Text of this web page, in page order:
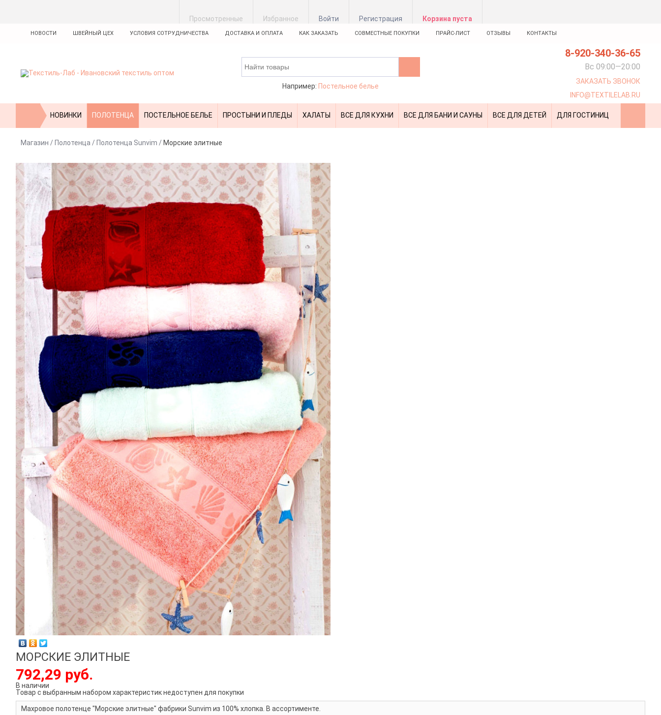
Просмотренные Избранное Войти Регистрация Корзина пуста
НОВОСТИ ШВЕЙНЫЙ ЦЕХ УСЛОВИЯ СОТРУДНИЧЕСТВА ДОСТАВКА И ОПЛАТА КАК ЗАКАЗАТЬ СОВМЕСТНЫЕ ПОКУПКИ ПРАЙС-ЛИСТ ОТЗЫВЫ КОНТАКТЫ
Например: Постельное белье
8-920-340-36-65
Вс 09:00—20:00
ЗАКАЗАТЬ ЗВОНОК
INFO@TEXTILELAB.RU
НОВИНКИ ПОЛОТЕНЦА ПОСТЕЛЬНОЕ БЕЛЬЕ ПРОСТЫНИ И ПЛЕДЫ ХАЛАТЫ ВСЕ ДЛЯ КУХНИ ВСЕ ДЛЯ БАНИ И САУНЫ ВСЕ ДЛЯ ДЕТЕЙ ДЛЯ ГОСТИНИЦ
Магазин / Полотенца / Полотенца Sunvim / Морские элитные
МОРСКИЕ ЭЛИТНЫЕ
792,29 руб.
В наличии
Товар с выбранным набором характеристик недоступен для покупки
Махровое полотенце "Морские элитные" фабрики Sunvim из 100% хлопка. В ассортименте.